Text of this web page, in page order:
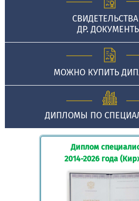
ДР.
МОЖНО КУПИТЬ
ДИПЛОМЫ ПО
Диплом
2014-2026 года